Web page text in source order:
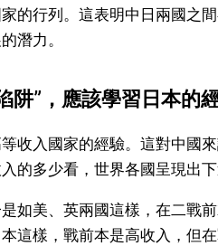
的行列。這表明中日兩國之
潛力。
阱”，應該學習日本的
收入國家的經驗。這對中國
的多少看，世界各國呈現出下
如美、英兩國這樣，在二戰
這樣，戰前本是高收入，但